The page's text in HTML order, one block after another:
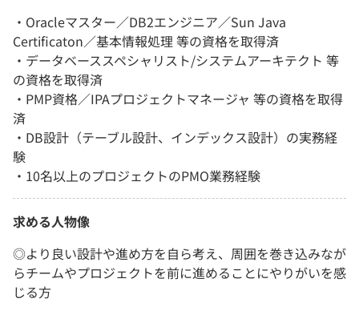
・Oracleマスター／DB2エンジニア／Sun Java
Certificaton／基本情報処理 等の資格を取得済
・データベーススペシャリスト/システムアーキテクト 等
の資格を取得済
・PMP資格／IPAプロジェクトマネージャ 等の資格を取得
済
・DB設計（テーブル設計、インデックス設計）の実務経
験
・10名以上のプロジェクトのPMO業務経験
求める人物像
◎より良い設計や進め方を自ら考え、周囲を巻き込みなが
らチームやプロジェクトを前に進めることにやりがいを感
じる方